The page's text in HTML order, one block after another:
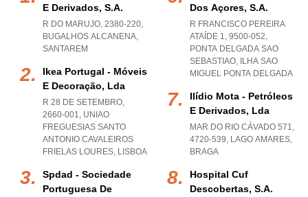
E Derivados, S.a.
R DO MARUJO, 2380-220,
BUGALHOS ALCANENA,
SANTAREM
Ikea Portugal - Móveis
E Decoração, Lda
R 28 DE SETEMBRO,
2660-001, UNIAO
FREGUESIAS SANTO
ANTONIO CAVALEIROS
FRIELAS LOURES, LISBOA
Spdad - Sociedade
Portuguesa De
Dos Açores, S.a.
R FRANCISCO PEREIRA
ATAÍDE 1, 9500-052,
PONTA DELGADA SAO
SEBASTIAO, ILHA SAO
MIGUEL PONTA DELGADA
Ilídio Mota - Petróleos
E Derivados, Lda
MAR DO RIO CÁVADO 571,
4720-539, LAGO AMARES,
BRAGA
Hospital Cuf
Descobertas, S.a.